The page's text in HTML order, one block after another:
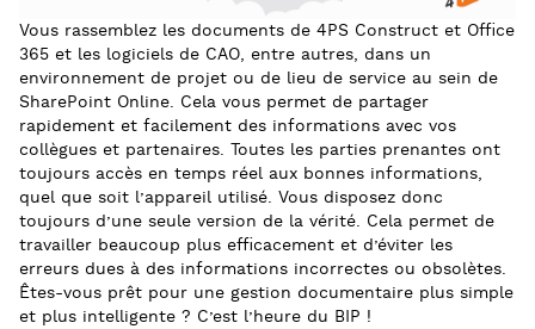
Vous rassemblez les documents de 4PS Construct et Office
365 et les logiciels de CAO, entre autres, dans un
environnement de projet ou de lieu de service au sein de
SharePoint Online. Cela vous permet de partager
rapidement et facilement des informations avec vos
collègues et partenaires. Toutes les parties prenantes ont
toujours accès en temps réel aux bonnes informations,
quel que soit l’appareil utilisé. Vous disposez donc
toujours d’une seule version de la vérité. Cela permet de
travailler beaucoup plus efficacement et d’éviter les
erreurs dues à des informations incorrectes ou obsolètes.
Êtes-vous prêt pour une gestion documentaire plus simple
et plus intelligente ? C’est l’heure du BIP !